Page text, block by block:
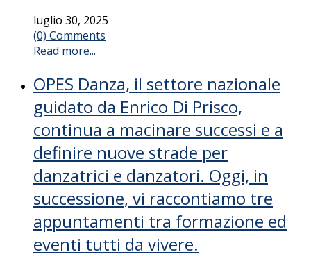
luglio 30, 2025
(0) Comments
Read more...
OPES Danza, il settore nazionale
guidato da Enrico Di Prisco,
continua a macinare successi e a
definire nuove strade per
danzatrici e danzatori. Oggi, in
successione, vi raccontiamo tre
appuntamenti tra formazione ed
eventi tutti da vivere.